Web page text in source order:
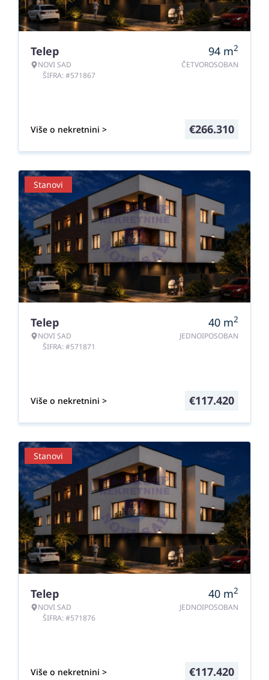
Telep
NOVI SAD
ŠIFRA: #571867
94 m2
ČETVOROSOBAN
Više o nekretnini > €266.310
Stanovi
Telep
NOVI SAD
ŠIFRA: #571871
40 m2
JEDNOIPOSOBAN
Više o nekretnini > €117.420
Stanovi
Telep
NOVI SAD
ŠIFRA: #571876
40 m2
JEDNOIPOSOBAN
Više o nekretnini > €117.420